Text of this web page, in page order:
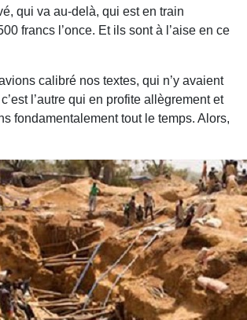
qui va au-delà, qui est en train
francs l’once. Et ils sont à l’aise en ce
calibré nos textes, qui n’y avaient
l’autre qui en profite allègrement et
fondamentalement tout le temps. Alors,